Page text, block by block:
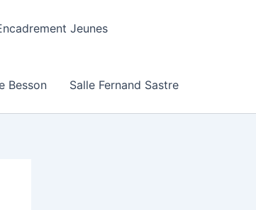
Jeunes
Besson Salle Fernand Sastre